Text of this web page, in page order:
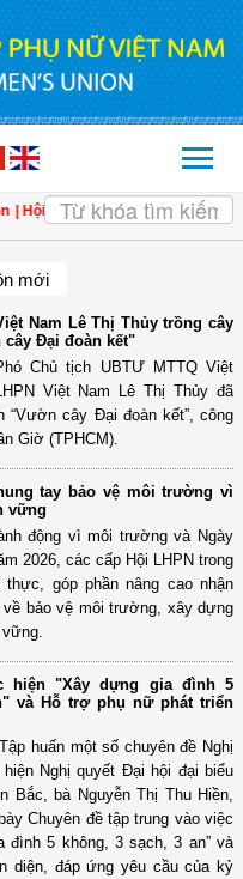
xã Tam Ngãi, Vĩnh Long sơ kết
mới
Nam Lê Thị Thủy trồng cây
Đại đoàn kết"
Chủ tịch UBTƯ MTTQ Việt
Việt Nam Lê Thị Thủy đã
“Vườn cây Đại đoàn kết”, công
Giờ (TPHCM).
tay bảo vệ môi trường vì
vững
động vì môi trường và Ngày
2026, các cấp Hội LHPN trong
góp phần nâng cao nhận
bảo vệ môi trường, xây dựng
hiện "Xây dựng gia đình 5
và Hỗ trợ phụ nữ phát triển
huấn một số chuyên đề Nghị
Nghị quyết Đại hội đại biểu
bà Nguyễn Thị Thu Hiền,
Chuyên đề tập trung vào việc
đình 5 không, 3 sạch, 3 an” và
diện, đáp ứng yêu cầu của kỷ